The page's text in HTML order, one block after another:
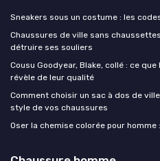
Sneakers sous un costume : les
Chaussures de ville sans
détruire ses souliers
Cousu Goodyear, Blake, collé : ce
révèle de leur qualité
Comment choisir un sac à dos de
style de vos chaussures
Oser la chemise colorée pour